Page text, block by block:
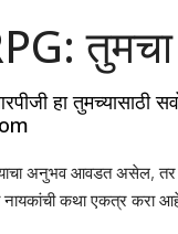
हा
अनुभव आवडत असेल,
नायकांची कथा एकत्र करा